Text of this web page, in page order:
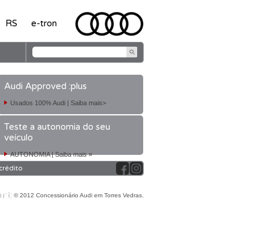
RS e-tron
Audi Approved :plus
Usados 100% Audi | Saiba mais>
Teste a autonomia do seu
veículo
AUTONOMIA | Saiba mais »
© 2012 Concessionário Audi em Torres Vedras.